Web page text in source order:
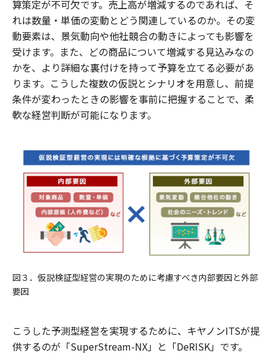
算策定が不可欠です。売上高が増減するのであれば、そ
れは数量・単価の変動とどう関連しているのか。その変
動要素は、景気動向や他社競合の動きによっても影響を
受けます。また、どの商品について増減する見込みなの
かを、より詳細な裏付けを持って予算を立てる必要があ
ります。こうした複数の仮説とシナリオを用意し、前提
条件が変わったときの影響を事前に把握することで、柔
軟な経営判断が可能になります。
図３．仮説検証型経営の実現のために考慮すべき内部要因と外部
要因
こうした予測型経営を実現するために、キヤノンITSが提
供するのが「SuperStream-NX」と「DeRISK」です。